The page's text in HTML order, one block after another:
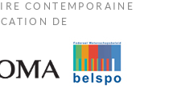
CONTEMPORAINE
DE